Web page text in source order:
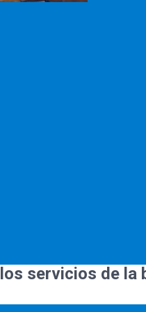
servicios de la